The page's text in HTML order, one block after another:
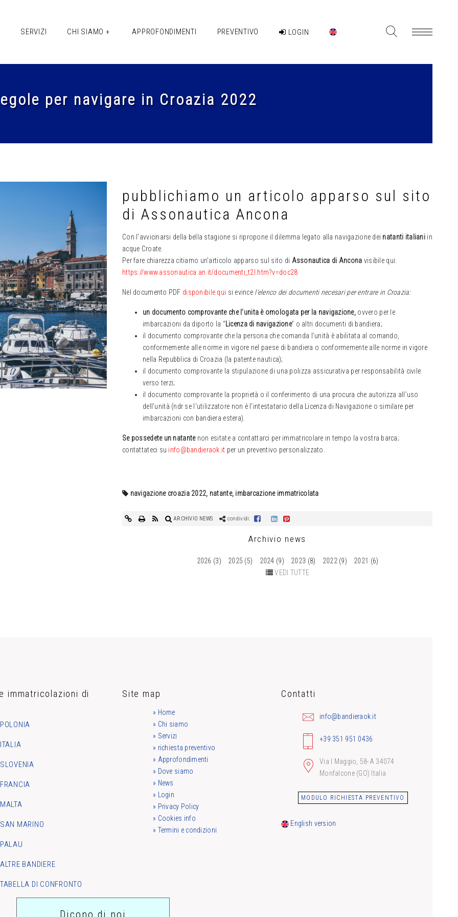
SERVIZI CHI SIAMO + APPROFONDIMENTI PREVENTIVO LOGIN
per navigare in Croazia 2022
pubblichiamo un articolo apparso sul sito
di Assonautica Ancona
Con l'avvicinarsi della bella stagione si ripropone il dilemma legato alla navigazione dei natanti italianiin
acque Croate.
Per fare chiarezza citiamo un'articolo apparso sul sito di Assonautica di Ancona visibile qui:
https://www.assonautica.an.it/documenti_t2l.htm?v=doc28
Nel documento PDF disponibile qui si evince l'elenco dei documenti necesari per entrare in Croazia:
un documento comprovante che l’unita è omologata per la navigazione, ovvero per le
imbarcazioni da diporto la “Licenza di navigazione” o altri documenti di bandiera;
il documento comprovante che la persona che comanda l’unità è abilitata al comando,
conformemente alle norme in vigore nel paese di bandiera o conformemente alle norme in vigore
nella Repubblica di Croazia (la patente nautica);
il documento comprovante la stipulazione di una polizza assicurativa per responsabilità civile
verso terzi;
il documento comprovante la proprietà o il conferimento di una procura che autorizza all’uso
dell’unità (ndr se l'utilizzatore non è l'intestatario della Licenza di Navigazione o similare per
imbarcazioni con bandiera estera).
Se possedete un natantenon esitate a contattarci per immatricolare in tempo la vostra barca;
contattateci su info@bandieraok.it per un preventivo personalizzato.
navigazione croazia 2022, natante, imbarcazione immatricolata
ARCHIVIO NEWS condividi:
Archivio news
2026 (3) 2025 (5) 2024 (9) 2023 (8) 2022(9) 2021 (6)
VEDI TUTTE
immatricolazioni di
MARINO
BANDIERE
DI CONFRONTO
Site map
» Home
» Chi siamo
» Servizi
» richiesta preventivo
» Approfondimenti
» Dove siamo
» News
» Login
» Privacy Policy
» Cookies info
» Termini e condizioni
Contatti
info@bandieraok.it
+39 351 951 0436
Via I Maggio, 58-A 34074
Monfalcone (GO) Italia
MODULO RICHIESTA PREVENTIVO
English version
Dicono di noi